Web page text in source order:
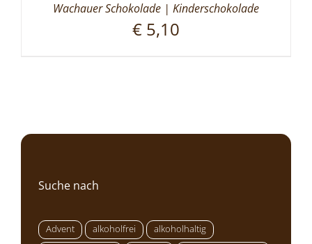
Wachauer Schokolade | Kinderschokolade
€ 5,10
Suche nach
Advent alkoholfrei
alkoholhaltig